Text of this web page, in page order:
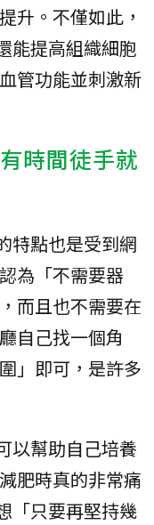
升。不僅如此，
能提高組織細胞
管功能並刺激新
時間徒手就
特點也是受到網
為「不需要器
而且也不需要在
自己找一個角
」即可，是許多
以幫助自己培養
肥時真的非常痛
「只要再堅持幾